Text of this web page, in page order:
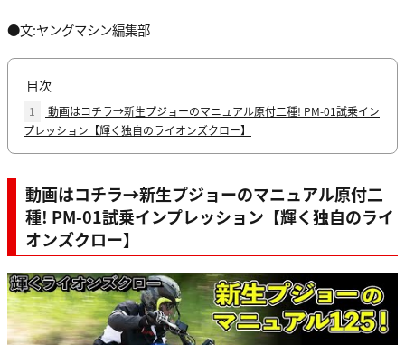
●文:ヤングマシン編集部
目次
1
動画はコチラ→新生プジョーのマニュアル原付二種! PM-01試乗イン
プレッション【輝く独自のライオンズクロー】
動画はコチラ→新生プジョーのマニュアル原付二
種! PM-01試乗インプレッション【輝く独自のライ
オンズクロー】